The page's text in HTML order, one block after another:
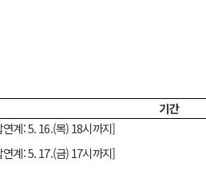
기간
계: 5. 16.(목) 18시까지]
계: 5. 17.(금) 17시까지]